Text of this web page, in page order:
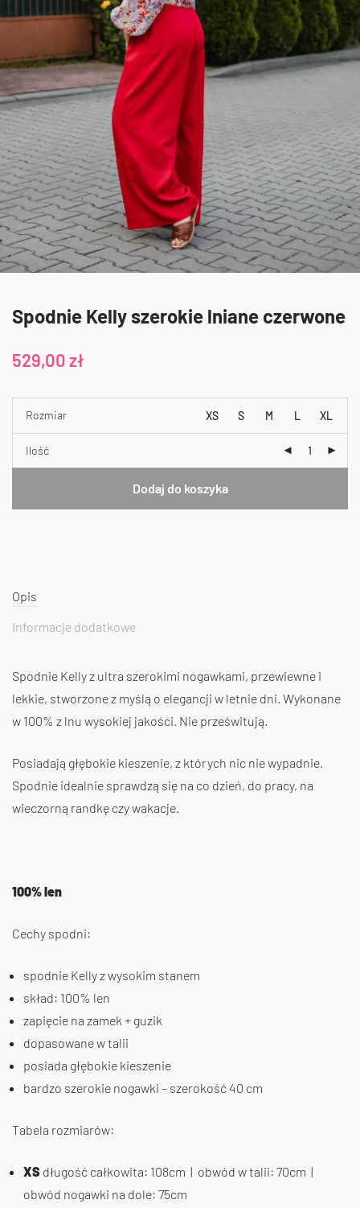
Spodnie Kelly szerokie lniane czerwone
529,00zł
Rozmiar XS S M L XL
Ilość
Dodaj do koszyka
Opis
Informacje dodatkowe
Spodnie Kelly z ultra szerokimi nogawkami, przewiewne i
lekkie, stworzone z myślą o elegancji w letnie dni. Wykonane
w 100% z lnu wysokiej jakości. Nie prześwitują.
Posiadają głębokie kieszenie, z których nic nie wypadnie.
Spodnie idealnie sprawdzą się na co dzień, do pracy, na
wieczorną randkę czy wakacje.
100% len
Cechy spodni:
spodnie Kelly z wysokim stanem
skład: 100% len
zapięcie na zamek + guzik
dopasowane w talii
posiada głębokie kieszenie
bardzo szerokie nogawki – szerokość 40 cm
Tabela rozmiarów:
XS długość całkowita: 108cm | obwód w talii: 70cm |
obwód nogawki na dole: 75cm